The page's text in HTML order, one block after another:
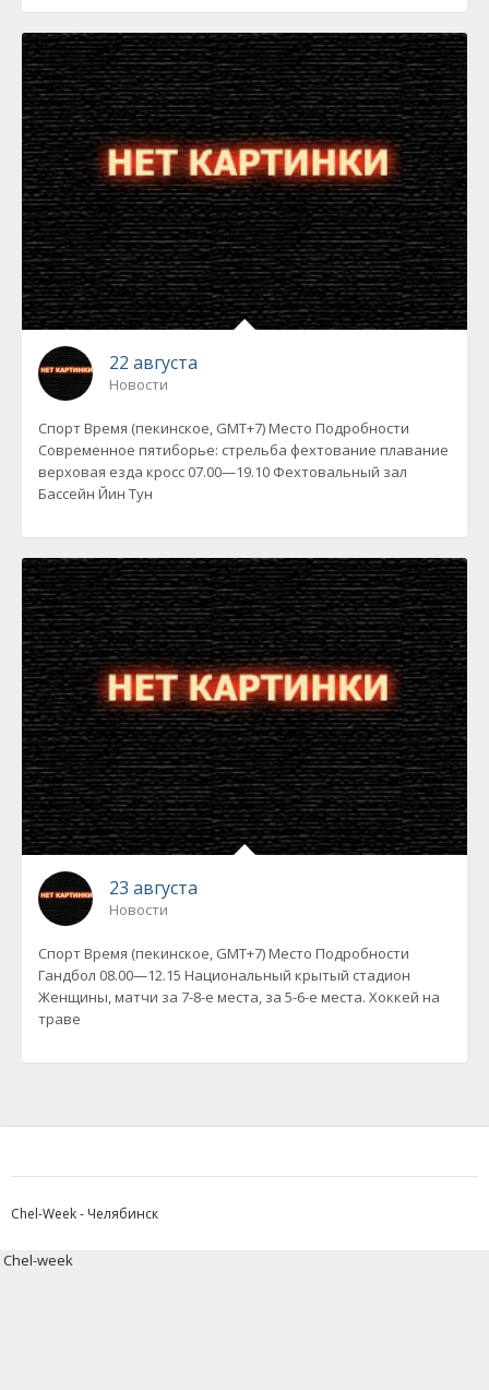
22 августа
Новости
Спорт Время (пекинское, GMT+7) Место Подробности
Современное пятиборье: стрельба фехтование плавание
верховая езда кросс 07.00—19.10 Фехтовальный зал
Бассейн Йин Тун
23 августа
Новости
Спорт Время (пекинское, GMT+7) Место Подробности
Гандбол 08.00—12.15 Национальный крытый стадион
Женщины, матчи за 7-8-е места, за 5-6-е места. Хоккей на
траве
Chel-Week - Челябинск
Chel-week